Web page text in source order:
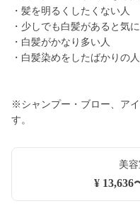
・髪を明るくしたくない人
・少しでも白髪があると気
・白髪がかなり多い人
・白髪染めをしたばかりの人
※シャンプー・ブロー、ア
す。
美
¥ 13,636